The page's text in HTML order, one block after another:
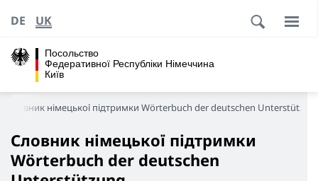
Посольство
Федеративної Республіки Німеччина
Київ
DE UK
Словник німецької підтримки Wörterbuch der deutschen
Словник німецької підтримки
Wörterbuch der deutschen